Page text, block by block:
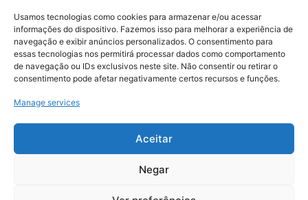
Usamos tecnologias como cookies para armazenar e/ou acessar
informações do dispositivo. Fazemos isso para melhorar a experiência de
navegação e exibir anúncios personalizados. O consentimento para
essas tecnologias nos permitirá processar dados como comportamento
de navegação ou IDs exclusivos neste site. Não consentir ou retirar o
consentimento pode afetar negativamente certos recursos e funções.
Manage services
Aceitar
Negar
Ockara é uma plataforma multicultural e criativa. Nossa proposta é
oferecer o máximo de ferramentas para realizadores e
gerenciadores de espaços criativos e culturais.
© Merak Produções Criativas. CNPJ: 39.155.931/0001-02.
Inscrição Municipal: 47927301. Todos os direitos Reservados.